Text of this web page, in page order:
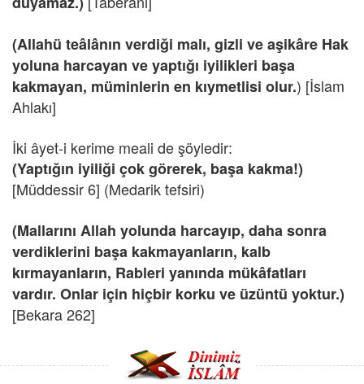
(Allahü teâlânın verdiği malı, gizli ve aşikâre Hak
yoluna harcayan ve yaptığı iyilikleri başa
kakmayan, müminlerin en kıymetlisi olur.) [İslam
Ahlakı]
İki âyet-i kerime meali de şöyledir:
(Yaptığın iyiliği çok görerek, başa kakma!)
[Müddessir 6] (Medarik tefsiri)
(Mallarını Allah yolunda harcayıp, daha sonra
verdiklerini başa kakmayanların, kalb
kırmayanların, Rableri yanında mükâfatları
vardır. Onlar için hiçbir korku ve üzüntü yoktur.)
[Bekara 262]